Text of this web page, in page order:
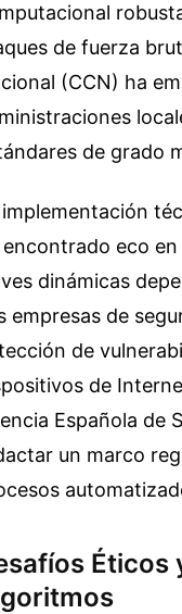
de fuerza
(CCN) ha
de grado
implementación
encontrado eco
dinámicas
empresas de
de
de
Española de
un marco
Éticos